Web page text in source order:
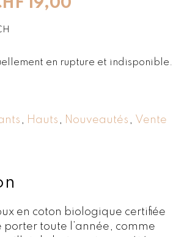
i
t
:
en rupture et indisponible.
, Hauts , Nouveautés , Vente
en coton biologique certifiée
porter toute l’année, comme